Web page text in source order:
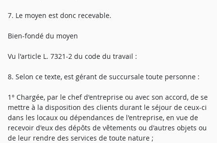
7. Le moyen est donc recevable.
Bien-fondé du moyen
Vu l'article L. 7321-2 du code du travail :
8. Selon ce texte, est gérant de succursale toute personne :
1° Chargée, par le chef d'entreprise ou avec son accord, de se
mettre à la disposition des clients durant le séjour de ceux-ci
dans les locaux ou dépendances de l'entreprise, en vue de
recevoir d'eux des dépôts de vêtements ou d'autres objets ou
de leur rendre des services de toute nature ;